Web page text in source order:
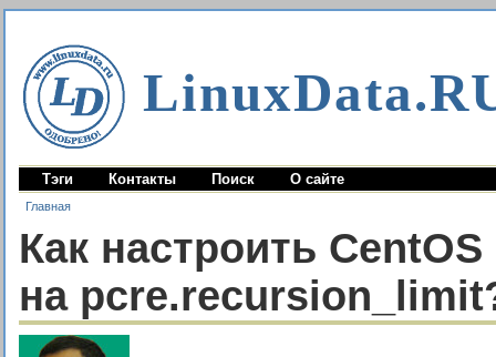
Тэги Контакты Поиск О сайте
Главная
Как настроить
на